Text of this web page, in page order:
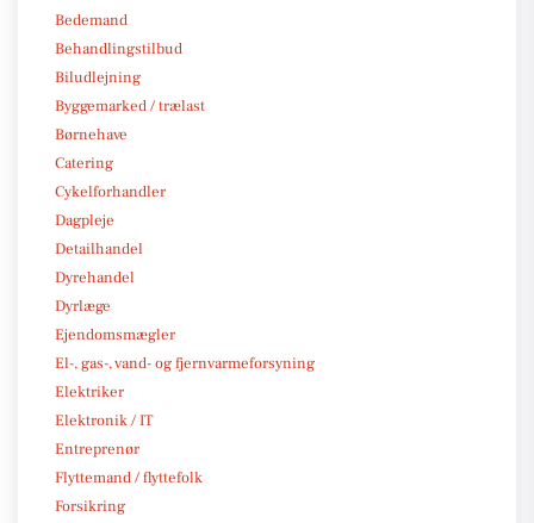
Bedemand
Behandlingstilbud
Biludlejning
Byggemarked / trælast
Børnehave
Catering
Cykelforhandler
Dagpleje
Detailhandel
Dyrehandel
Dyrlæge
Ejendomsmægler
El-, gas-, vand- og fjernvarmeforsyning
Elektriker
Elektronik / IT
Entreprenør
Flyttemand / flyttefolk
Forsikring